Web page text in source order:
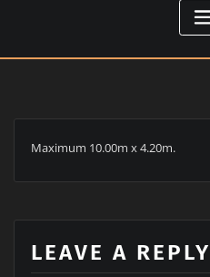
Maximum 10.00m x 4.20m.
LEAVE A REPLY